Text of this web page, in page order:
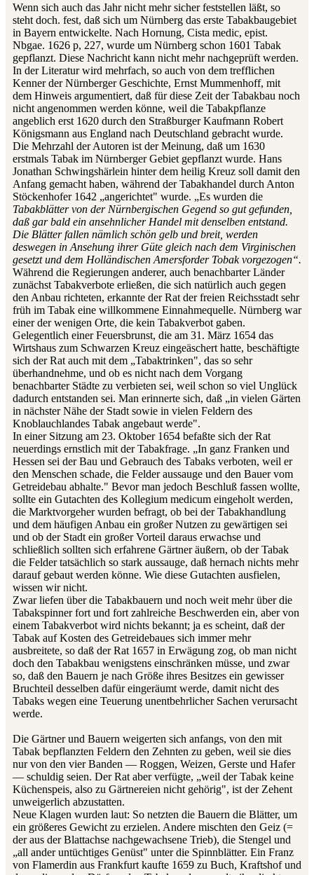
Wenn sich auch das Jahr nicht mehr sicher feststellen läßt, so
steht doch. fest, daß sich um Nürnberg das erste Tabakbaugebiet
in Bayern entwickelte. Nach Hornung, Cista medic, epist.
Nbgae. 1626 p, 227, wurde um Nürnberg schon 1601 Tabak
gepflanzt. Diese Nachricht kann nicht mehr nachgeprüft werden.
In der Literatur wird mehrfach, so auch von dem trefflichen
Kenner der Nürnberger Geschichte, Ernst Mummenhoff, mit
dem Hinweis argumentiert, daß für diese Zeit der Tabakbau noch
nicht angenommen werden könne, weil die Tabakpflanze
angeblich erst 1620 durch den Straßburger Kaufmann Robert
Königsmann aus England nach Deutschland gebracht wurde.
Die Mehrzahl der Autoren ist der Meinung, daß um 1630
erstmals Tabak im Nürnberger Gebiet gepflanzt wurde. Hans
Jonathan Schwingshärlein hinter dem heilig Kreuz soll damit den
Anfang gemacht haben, während der Tabakhandel durch Anton
Stöckenhofer 1642 „angerichtet" wurde. „Es wurden die
Tabakblätter von der Nürnbergischen Gegend so gut gefunden,
daß gar bald ein ansehnlicher Handel mit denselben entstand.
Die Blätter fallen nämlich schön gelb und breit, werden
deswegen in Ansehung ihrer Güte gleich nach dem Virginischen
gesetzt und dem Holländischen Amersforder Tobak vorgezogen“.
Während die Regierungen anderer, auch benachbarter Länder
zunächst Tabakverbote erließen, die sich natürlich auch gegen
den Anbau richteten, erkannte der Rat der freien Reichsstadt sehr
früh im Tabak eine willkommene Einnahmequelle. Nürnberg war
einer der wenigen Orte, die kein Tabakverbot gaben.
Gelegentlich einer Feuersbrunst, die am 31. März 1654 das
Wirtshaus zum Schwarzen Kreuz eingeäschert hatte, beschäftigte
sich der Rat auch mit dem „Tabaktrinken", das so sehr
überhandnehme, und ob es nicht nach dem Vorgang
benachbarter Städte zu verbieten sei, weil schon so viel Unglück
dadurch entstanden sei. Man erinnerte sich, daß „in vielen Gärten
in nächster Nähe der Stadt sowie in vielen Feldern des
Knoblauchlandes Tabak angebaut werde".
In einer Sitzung am 23. Oktober 1654 befaßte sich der Rat
neuerdings ernstlich mit der Tabakfrage. „In ganz Franken und
Hessen sei der Bau und Gebrauch des Tabaks verboten, weil er
den Menschen schade, die Felder aussauge und den Bauer vom
Getreidebau abhalte." Bevor man jedoch Beschluß fassen wollte,
sollte ein Gutachten des Kollegium medicum eingeholt werden,
die Marktvorgeher wurden befragt, ob bei der Tabakhandlung
und dem häufigen Anbau ein großer Nutzen zu gewärtigen sei
und ob der Stadt ein großer Vorteil daraus erwachse und
schließlich sollten sich erfahrene Gärtner äußern, ob der Tabak
die Felder tatsächlich so stark aussauge, daß hernach nichts mehr
darauf gebaut werden könne. Wie diese Gutachten ausfielen,
wissen wir nicht.
Zwar liefen über die Tabakbauern und noch weit mehr über die
Tabakspinner fort und fort zahlreiche Beschwerden ein, aber von
einem Tabakverbot wird nichts bekannt; ja es scheint, daß der
Tabak auf Kosten des Getreidebaues sich immer mehr
ausbreitete, so daß der Rat 1657 in Erwägung zog, ob man nicht
doch den Tabakbau wenigstens einschränken müsse, und zwar
so, daß den Bauern je nach Größe ihres Besitzes ein gewisser
Bruchteil desselben dafür eingeräumt werde, damit nicht des
Tabaks wegen eine Teuerung unentbehrlicher Sachen verursacht
werde.
Die Gärtner und Bauern weigerten sich anfangs, von den mit
Tabak bepflanzten Feldern den Zehnten zu geben, weil sie dies
nur von den vier Banden — Roggen, Weizen, Gerste und Hafer
— schuldig seien. Der Rat aber verfügte, „weil der Tabak keine
Küchenspeis, also zu Gärtnereien nicht gehörig", ist der Zehent
unweigerlich abzustatten.
Neue Klagen wurden laut: So netzten die Bauern die Blätter, um
ein größeres Gewicht zu erzielen. Andere mischten den Geiz (=
der aus der Blattachse nach­gewachsene Trieb), die Stengel und
„all ander untüchtiges Genüst" unter die Spinnblätter. Ein Franz
von Flamerdin aus Frankfurt kaufte 1659 zu Buch, Kraftshof und